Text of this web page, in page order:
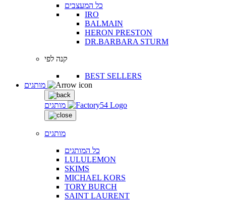
כל המעצבים
IRO
BALMAIN
HERON PRESTON
DR.BARBARA STURM
קנה לפי
BEST SELLERS
מותגים
מותגים
כל המותגים
LULULEMON
SKIMS
MICHAEL KORS
TORY BURCH
SAINT LAURENT